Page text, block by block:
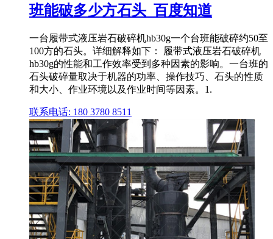
班能破多少方石头_百度知道
一台履带式液压岩石破碎机hb30g一个台班能破碎约50至
100方的石头。详细解释如下： 履带式液压岩石破碎机
hb30g的性能和工作效率受到多种因素的影响。一台班的
石头破碎量取决于机器的功率、操作技巧、石头的性质
和大小、作业环境以及作业时间等因素。1.
联系电话: 180 3780 8511